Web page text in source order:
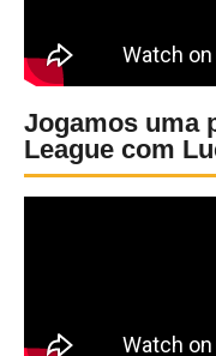
Jogamos uma
League com